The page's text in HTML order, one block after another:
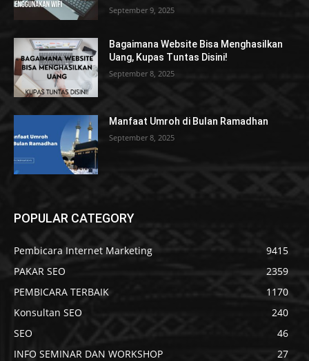
September 9, 2025
Bagaimana Website Bisa Menghasilkan
Uang, Kupas Tuntas Disini!
September 8, 2025
Manfaat Umroh di Bulan Ramadhan
September 8, 2025
POPULAR CATEGORY
Pembicara Internet Marketing
9415
PAKAR SEO
2359
PEMBICARA TERBAIK
1170
Konsultan SEO
240
SEO
46
INFO SEMINAR DAN WORKSHOP
27